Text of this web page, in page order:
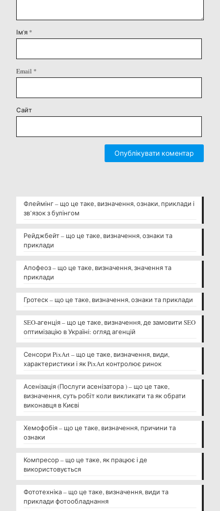
Ім'я *
Email *
Сайт
Флеймінг – що це таке, визначення, ознаки, приклади і
зв’язок з булінгом
Рейджбейт – що це таке, визначення, ознаки та
приклади
Апофеоз – що це таке, визначення, значення та
приклади
Гротеск – що це таке, визначення, ознаки та приклади
SEO-агенція – що це таке, визначення, де замовити SEO
оптимізацію в Україні: огляд агенцій
Сенсори PixArt – що це таке, визначення, види,
характеристики і як PixArt контролює ринок
Асенізація (Послуги асенізатора ) – що це таке,
визначення, суть робіт коли викликати та як обрати
виконавця в Києві
Хемофобія – що це таке, визначення, причини та
ознаки
Компресор – що це таке, як працює і де
використовується
Фототехніка – що це таке, визначення, види та
приклади фотообладнання